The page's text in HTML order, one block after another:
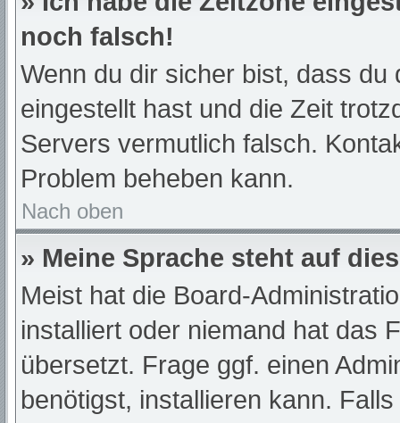
noch falsch!
Wenn du dir sicher bist, dass
eingestellt hast und die Zeit
Servers vermutlich falsch.
Problem beheben kann.
Nach oben
» Meine Sprache steht auf
Meist hat die Board-
installiert oder niemand hat das
übersetzt. Frage ggf. einen
benötigst, installieren kann.